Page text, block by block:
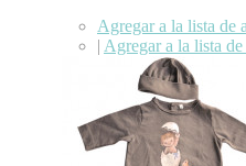
Agregar a la lista de
| Agregar a la lista